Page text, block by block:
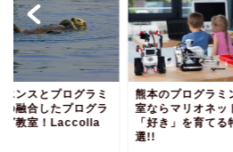
エンスとプログラミ
の融合したプログラ
グ教室！Laccolla
熊本のプログラミ
室ならマリオネッ
「好き」を育てる
選!!